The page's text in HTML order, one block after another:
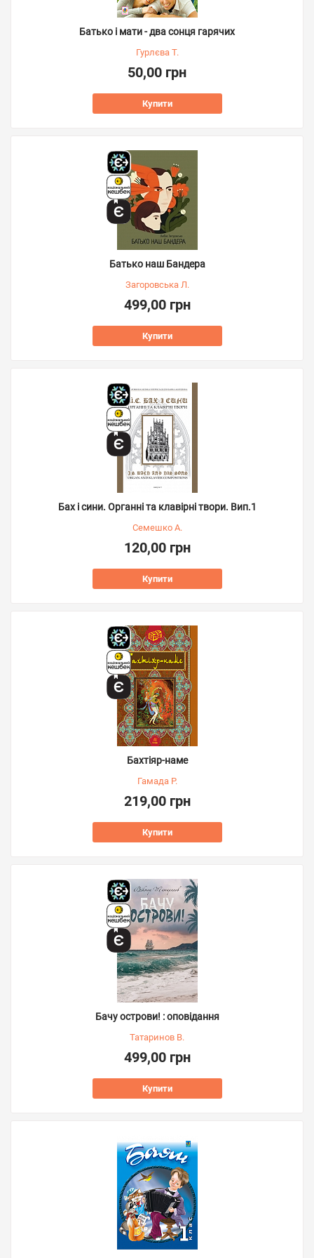
Батько і мати - два сонця гарячих
Гурлєва Т.
50,00 грн
Купити
Батько наш Бандера
Загоровська Л.
499,00 грн
Купити
Бах і сини. Органні та клавірні твори. Вип.1
Семешко А.
120,00 грн
Купити
Бахтіяр-наме
Гамада Р.
219,00 грн
Купити
Бачу острови! : оповідання
Татаринов В.
499,00 грн
Купити